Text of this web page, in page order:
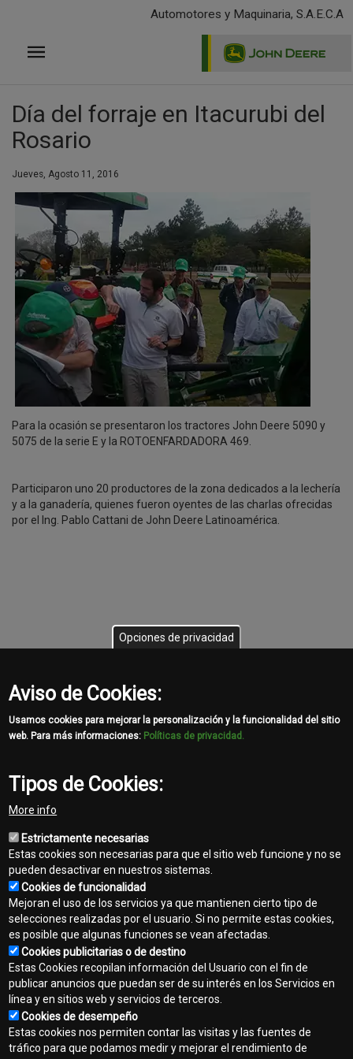
principal
Automotores y Maquinaria, S.A.E.C.A
Día del forraje en Itacurubi del
Rosario
Jueves, Agosto 11, 2016
Para la ocasión se presentaron los tractores John Deere 5090 y
5075 de la serie E y la ROTOENFARDADORA 469.
Participaron uno 20 productores de la zona dedicados a la lechería
y a la ganadería, quienes fueron oyentes de las charlas ofrecidas
por el Ing. Pablo Cattani de John Deere Latinoamérica.
Share
Footer
menu
Contacto
Mapa del sitio
Normas de privacidad
Aviso legal
Opciones de privacidad
Aviso de Cookies:
Usamos cookies para mejorar la personalización y la funcionalidad del sitio
web. Para más informaciones: Políticas de privacidad.
Tipos de Cookies:
More info
Estrictamente necesarias
Estas cookies son necesarias para que el sitio web funcione y no se
pueden desactivar en nuestros sistemas.
Cookies de funcionalidad
Mejoran el uso de los servicios ya que mantienen cierto tipo de
selecciones realizadas por el usuario. Si no permite estas cookies,
es posible que algunas funciones se vean afectadas.
Cookies publicitarias o de destino
Estas Cookies recopilan información del Usuario con el fin de
publicar anuncios que puedan ser de su interés en los Servicios en
línea y en sitios web y servicios de terceros.
Cookies de desempeño
Estas cookies nos permiten contar las visitas y las fuentes de
tráfico para que podamos medir y mejorar el rendimiento de